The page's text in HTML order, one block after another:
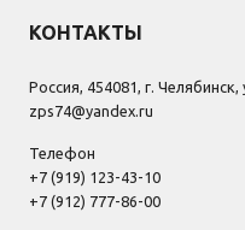
КОНТАКТЫ
Россия, 454081, г.
zps74@yandex.ru
Телефон
+7 (919) 123-43-10
+7 (912) 777-86-00